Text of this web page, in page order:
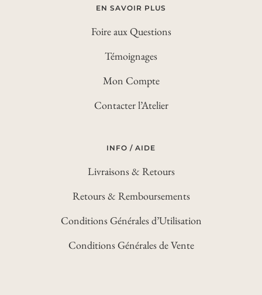
EN SAVOIR PLUS
Foire aux Questions
Témoignages
Mon Compte
Contacter l’Atelier
INFO / AIDE
Livraisons & Retours
Retours & Remboursements
Conditions Générales d’Utilisation
Conditions Générales de Vente